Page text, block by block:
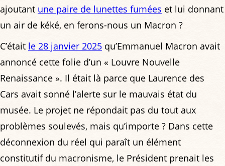
ajoutant une paire de lunettes fumées et lui donnant
un air de kéké, en ferons-nous un Macron ?
C’était le 28 janvier 2025 qu’Emmanuel Macron avait
annoncé cette folie d’un « Louvre Nouvelle
Renaissance ». Il était là parce que Laurence des
Cars avait sonné l’alerte sur le mauvais état du
musée. Le projet ne répondait pas du tout aux
problèmes soulevés, mais qu’importe ? Dans cette
déconnexion du réel qui paraît un élément
constitutif du macronisme, le Président prenait les